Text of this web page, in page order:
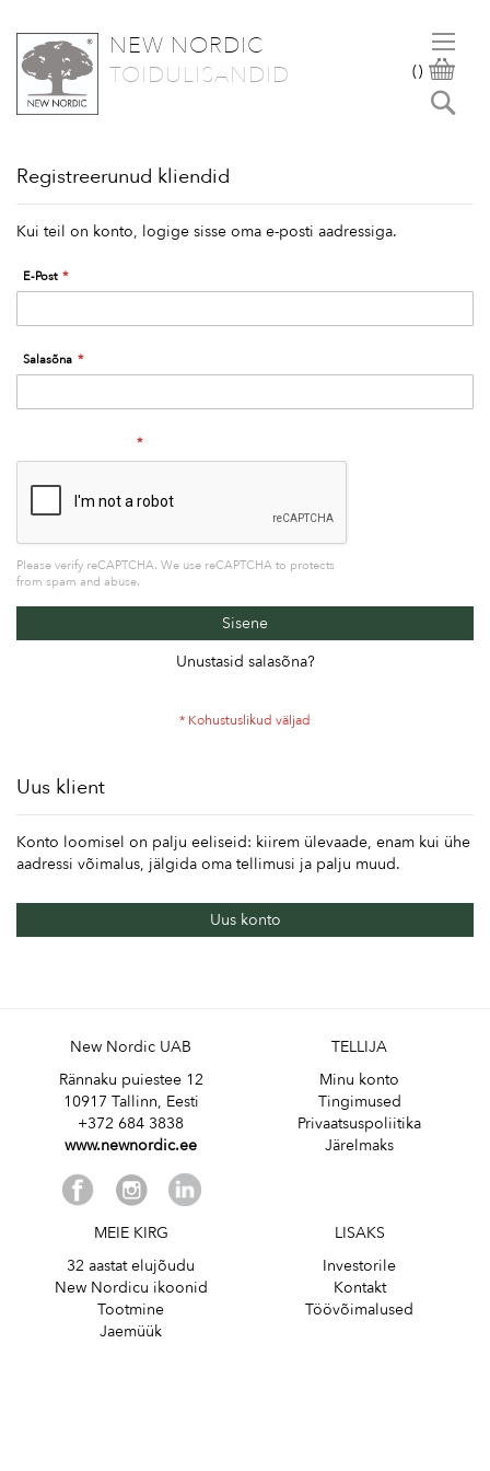
NEW NORDIC
TOIDULISANDID
SKIP
TO
()
Registreerunud kliendid
Kui teil on konto, logige sisse oma e-posti aadressiga.
E-Post
Salasõna
Please verify reCAPTCHA. We use reCAPTCHA to protects
from spam and abuse.
Sisene
Unustasid salasõna?
Uus klient
Konto loomisel on palju eeliseid: kiirem ülevaade, enam kui ühe
aadressi võimalus, jälgida oma tellimusi ja palju muud.
Uus konto
New Nordic UAB
Rännaku puiestee 12
10917 Tallinn, Eesti
+372 684 3838
www.newnordic.ee
TELLIJA
Minu konto
Tingimused
Privaatsuspoliitika
Järelmaks
MEIE KIRG
32 aastat elujõudu
New Nordicu ikoonid
Tootmine
Jaemüük
LISAKS
Investorile
Kontakt
Töövõimalused